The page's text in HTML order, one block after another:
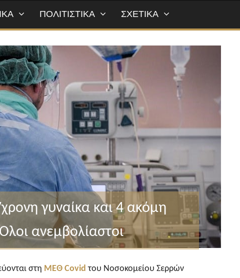
ΠΟΛΙΤΙΣΤΙΚΑ ΣΧΕΤΙΚΑ
γυναίκα και 4 ακόμη
ανεμβολίαστοι
στη ΜΕΘ Covidτου Νοσοκομείου Σερρών